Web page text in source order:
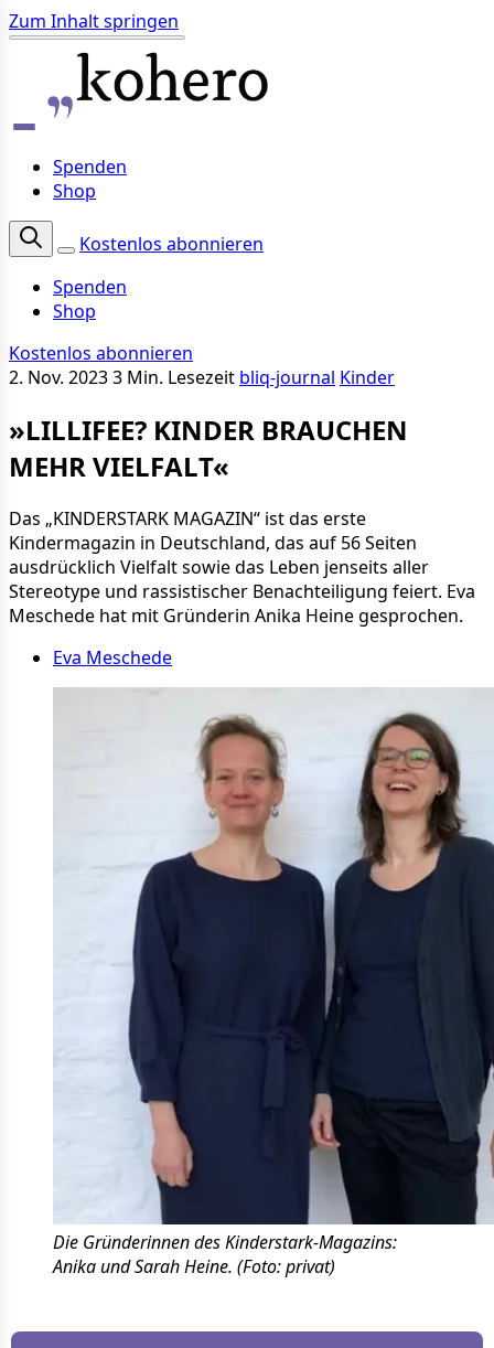
Zum Inhalt springen
Spenden
Shop
Kostenlos abonnieren
Spenden
Shop
Kostenlos abonnieren
2. Nov. 20233 Min. Lesezeit bliq-journal Kinder
»LILLIFEE? KINDER BRAUCHEN
MEHR VIELFALT«
Das „KINDERSTARK MAGAZIN“ ist das erste
Kindermagazin in Deutschland, das auf 56 Seiten
ausdrücklich Vielfalt sowie das Leben jenseits aller
Stereotype und rassistischer Benachteiligung feiert. Eva
Meschede hat mit Gründerin Anika Heine gesprochen.
Eva Meschede
Die Gründerinnen des Kinderstark-Magazins:
Anika und Sarah Heine. (Foto: privat)